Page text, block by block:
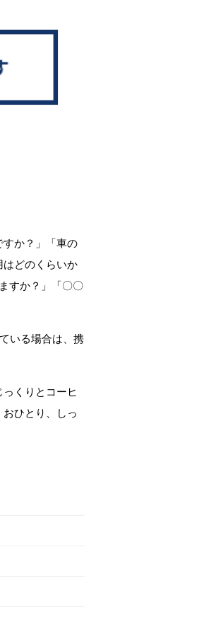
か？」「車の
はどのくらいか
すか？」「〇〇
いる場合は、携
くりとコーヒ
ひとり、しっ